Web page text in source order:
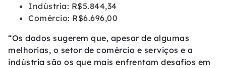
Indústria: R$5.844,34
Comércio: R$6.696,00
“Os dados sugerem que, apesar de algumas
melhorias, o setor de comércio e serviços e a
indústria são os que mais enfrentam desafios em